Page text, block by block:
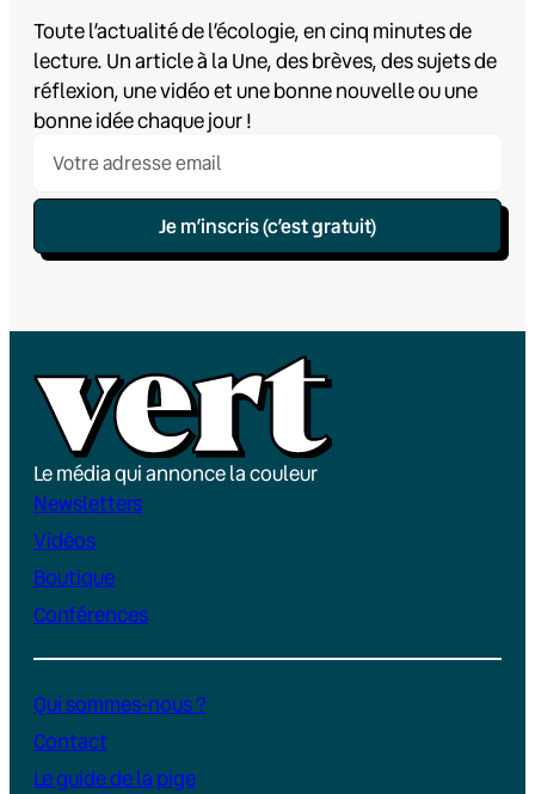
Toute l’actualité de l’écologie, en cinq minutes de
lecture. Un article à la Une, des brèves, des sujets de
réflexion, une vidéo et une bonne nouvelle ou une
bonne idée chaque jour !
Je m’inscris (c’est gratuit)
Le média qui annonce la couleur
Newsletters
Vidéos
Boutique
Conférences
Qui sommes-nous ?
Contact
Le guide de la pige